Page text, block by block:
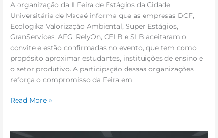
A organização da II Feira de Estágios da Cidade
Universitária de Macaé informa que as empresas DCF,
Ecologika Valorização Ambiental, Super Estágios,
GranServices, AFG, RelyOn, CELB e SLB aceitaram o
convite e estão confirmadas no evento, que tem como
propósito aproximar estudantes, instituições de ensino e
o setor produtivo. A participação dessas organizações
reforça o compromisso da Feira em
Read More »
Consulta